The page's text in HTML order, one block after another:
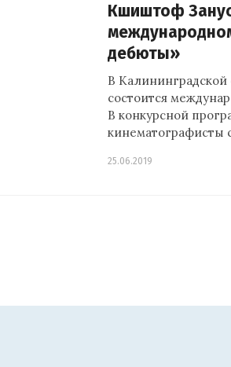
Кшиштоф
дебюты»
В Калининградской
состоится
В конкурсной
кинематографисты
25.06.2019